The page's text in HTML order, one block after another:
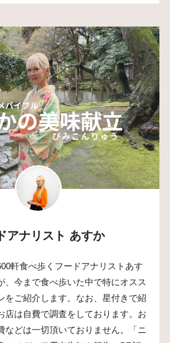
アナリスト あすか
軒食べ歩くフードアナリストあす
、今まで食べ歩いた中で特にオスス
をご紹介します。なお、星付きで紹
店は自費で調査をしております。お
などは一切頂いておりません。「ニ